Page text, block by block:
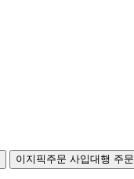
이지픽주문 사입대행 주문